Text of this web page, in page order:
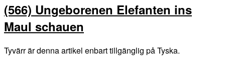
(566) Ungeborenen Elefanten ins
Maul schauen
Tyvärr är denna artikel enbart tillgänglig på Tyska.